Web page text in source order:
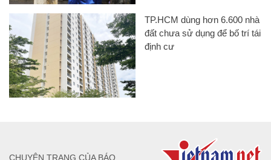
TP.HCM dùng hơn 6.600 nhà
đất chưa sử dụng để bố trí tái
định cư
CHUYÊN TRANG CỦA BÁO